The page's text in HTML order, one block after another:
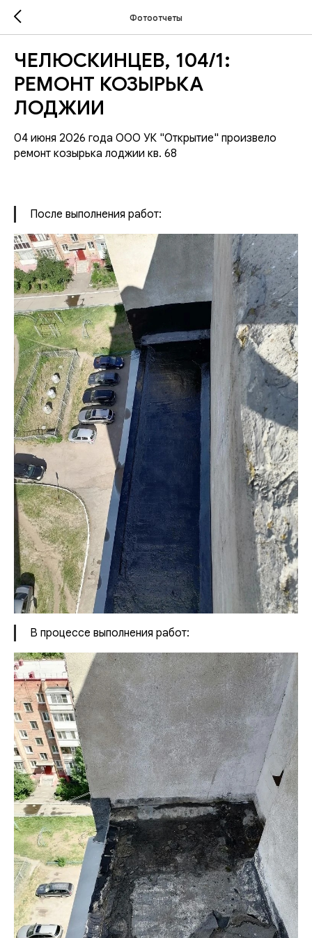
Фотоотчеты
ЧЕЛЮСКИНЦЕВ, 104/1:
РЕМОНТ КОЗЫРЬКА
ЛОДЖИИ
04 июня 2026 года ООО УК "Открытие" произвело
ремонт козырька лоджии кв. 68
После выполнения работ:
В процессе выполнения работ: